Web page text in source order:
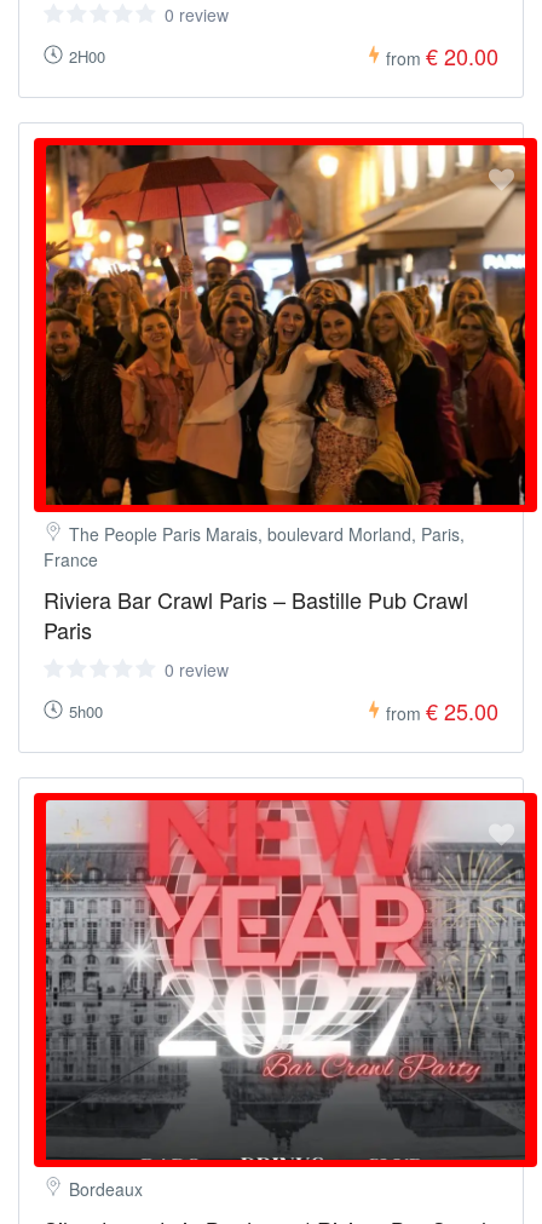
Bordeaux
The People Paris Marais, boulevard Morland, Paris,
France
Riviera Bar Crawl Paris – Bastille Pub Crawl
Paris
0 review
5h00 from € 25.00
0 review
2H00 from € 20.00